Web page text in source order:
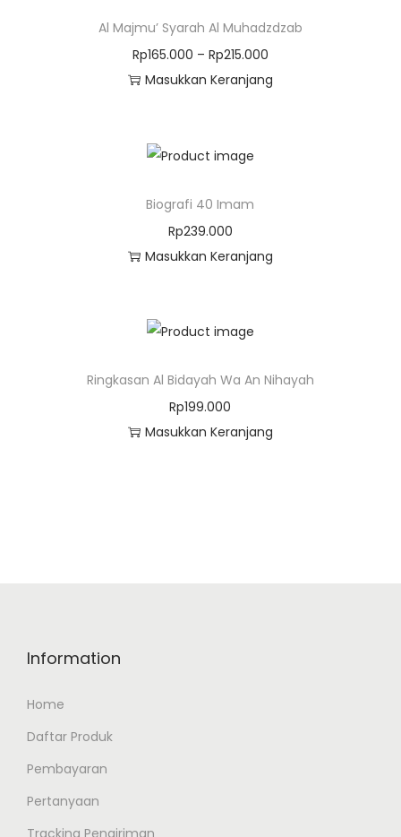
Al Majmu’ Syarah Al Muhadzdzab
Rp165.000 – Rp215.000
Masukkan Keranjang
Biografi 40 Imam
Rp239.000
Masukkan Keranjang
Ringkasan Al Bidayah Wa An Nihayah
Rp199.000
Masukkan Keranjang
Information
Home
Daftar Produk
Pembayaran
Pertanyaan
Tracking Pengiriman